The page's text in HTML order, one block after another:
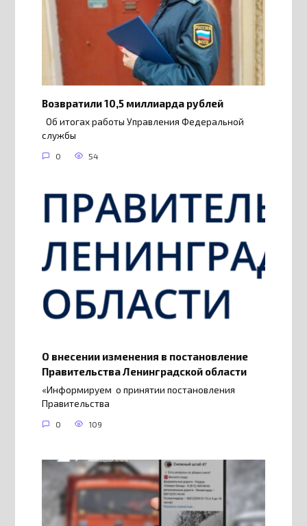
Возвратили 10,5 миллиарда рублей
Об итогах работы Управления Федеральной
службы
0 54
О внесении изменения в постановление
Правительства Ленинградской области
«Информируем о принятии постановления
Правительства
0 109